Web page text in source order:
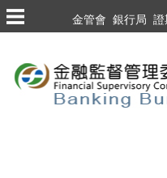
跳到主要內容區塊
金管會 銀行局 證